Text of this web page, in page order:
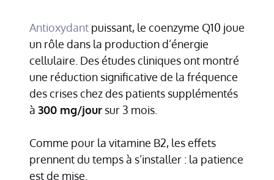
Antioxydant puissant, le coenzyme Q10 joue
un rôle dans la production d’énergie
cellulaire. Des études cliniques ont montré
une réduction significative de la fréquence
des crises chez des patients supplémentés
à 300 mg/jour sur 3 mois.
Comme pour la vitamine B2, les effets
prennent du temps à s’installer : la patience
est de mise.